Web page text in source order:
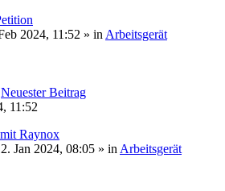
2024, 11:52 » in Arbeitsgerät
Neuester Beitrag
11:52
Raynox
Jan 2024, 08:05 » in Arbeitsgerät